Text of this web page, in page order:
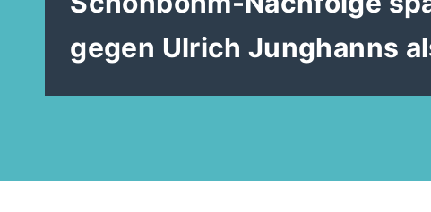
gegen Ulrich Junghanns